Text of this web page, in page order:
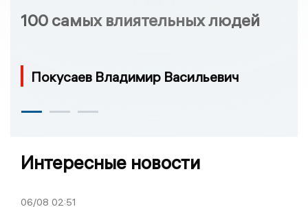
100 самых влиятельных людей
Покусаев Владимир Васильевич
Интересные новости
06/08 02:51